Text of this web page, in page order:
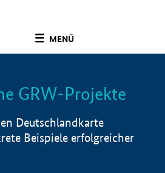
MENÜ
Info
GRW-Projekte
Deutschlandkarte
Beispiele erfolgreicher